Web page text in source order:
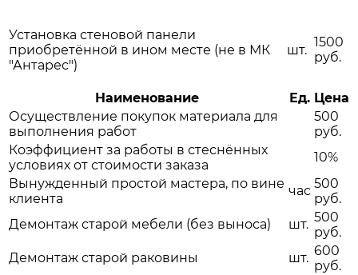
Установка стеновой панели
приобретённой в ином месте (не в МК
"Антарес")
шт.
1500
руб.
Наименование Ед. Цена
Осуществление покупок материала для
выполнения работ
500
руб.
Коэффициент за работы в стеснённых
условиях от стоимости заказа
10%
Вынужденный простой мастера, по вине
клиента
час 500
руб.
Демонтаж старой мебели (без выноса)
шт. 500
руб.
Демонтаж старой раковины
шт. 600
руб.